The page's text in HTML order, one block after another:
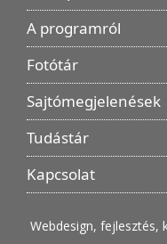
A programról
Fotótár
Sajtómegjelenések
Tudástár
Kapcsolat
Webdesign, fejlesztés,